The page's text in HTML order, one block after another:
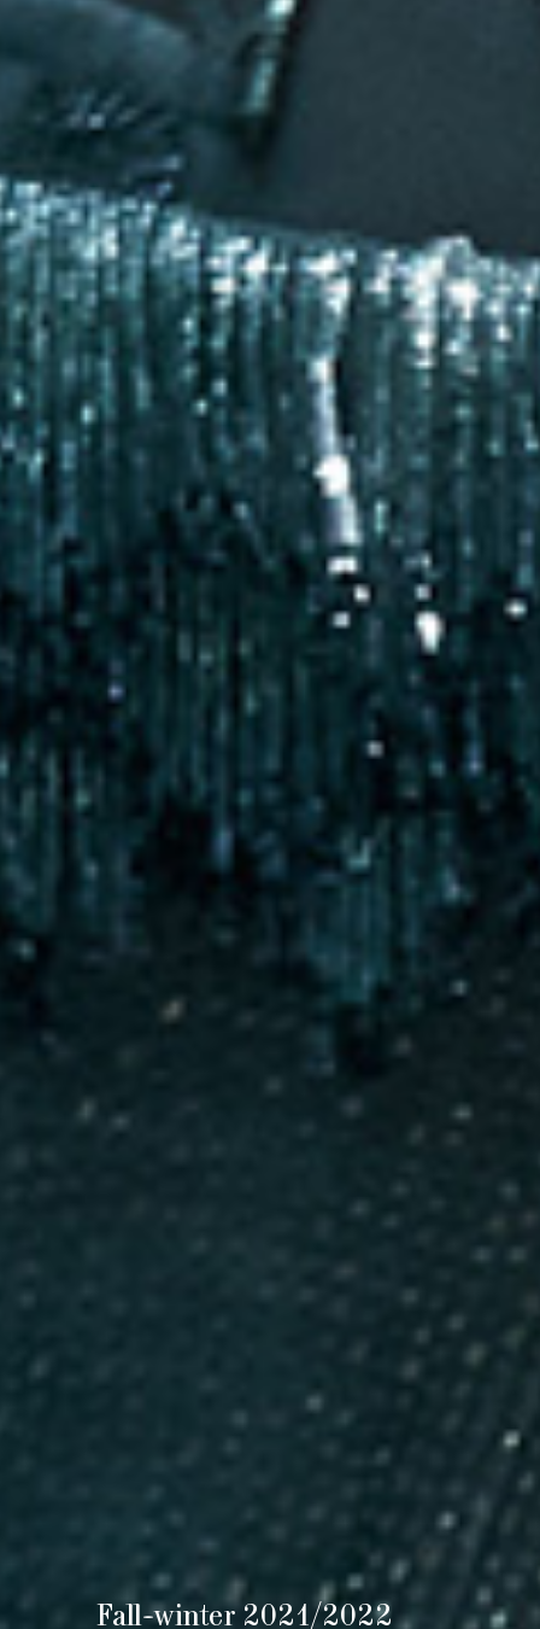
Fall-winter 2021/2022